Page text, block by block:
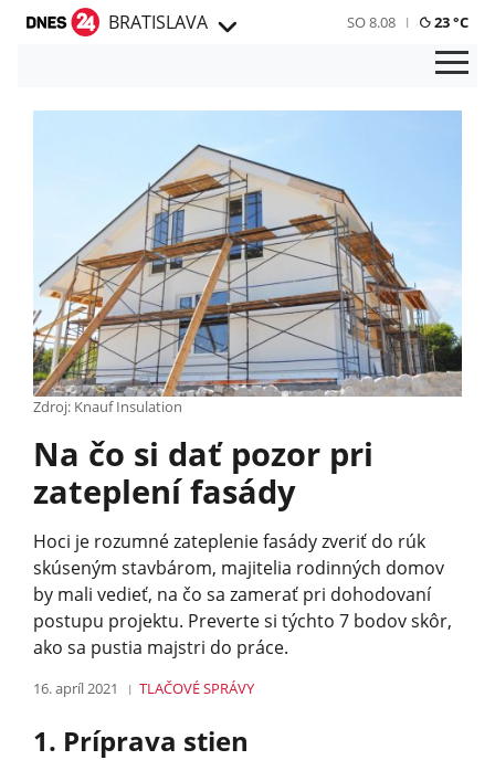
BRATISLAVA SO 8.08 23 °C
Zdroj: Knauf Insulation
Na čo si dať pozor pri
zateplení fasády
Hoci je rozumné zateplenie fasády zveriť do rúk
skúseným stavbárom, majitelia rodinných domov
by mali vedieť, na čo sa zamerať pri dohodovaní
postupu projektu. Preverte si týchto 7 bodov skôr,
ako sa pustia majstri do práce.
16. apríl 2021 TLAČOVÉ SPRÁVY
1. Príprava stien